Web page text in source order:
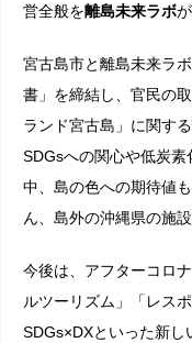
営全般を離島未来ラボ
宮古島市と離島未来ラ
書」を締結し、官民の
ランド宮古島」に関す
SDGsへの関心や低炭
中、島の色への期待値
ん、島外の沖縄県の施
今後は、アフターコロ
ルツーリズム」「レス
SDGs×DXといった新